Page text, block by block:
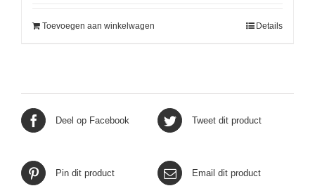
Toevoegen aan winkelwagen Details
Deel op Facebook Tweet dit product
Pin dit product Email dit product